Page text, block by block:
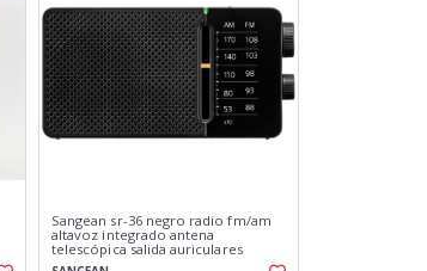
Sangean sr-36 negro radio fm/am
altavoz integrado antena
telescópica salida auriculares